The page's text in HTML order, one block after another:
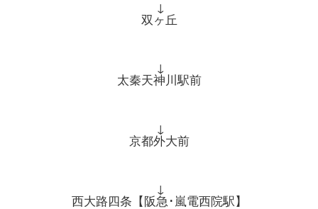
↓
双ヶ丘
↓
太秦天神川駅前
↓
京都外大前
↓
西大路四条【阪急･嵐電西院駅】